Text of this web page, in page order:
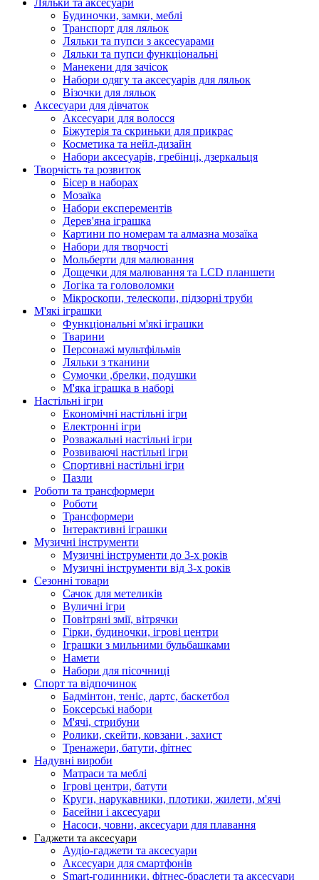
Ляльки та аксесуари
Будиночки, замки, меблі
Транспорт для ляльок
Ляльки та пупси з аксесуарами
Ляльки та пупси функціональні
Манекени для зачісок
Набори одягу та аксесуарів для ляльок
Візочки для ляльок
Аксесуари для дівчаток
Аксесуари для волосся
Біжутерія та скриньки для прикрас
Косметика та нейл-дизайн
Набори аксесуарів, гребінці, дзеркальця
Творчість та розвиток
Бісер в наборах
Мозаїка
Набори експерементів
Дерев'яна іграшка
Картини по номерам та алмазна мозаїка
Набори для творчості
Мольберти для малювання
Дощечки для малювання та LCD планшети
Логіка та головоломки
Мікроскопи, телескопи, підзорні труби
М'які іграшки
Функціональні м'які іграшки
Тварини
Персонажі мультфільмів
Ляльки з тканини
Сумочки ,брелки, подушки
М'яка іграшка в наборі
Настільні ігри
Економічні настільні ігри
Електронні ігри
Розважальні настільні ігри
Розвиваючі настільні ігри
Спортивні настільні ігри
Пазли
Роботи та трансформери
Роботи
Трансформери
Інтерактивні іграшки
Музичні інструменти
Музичні інструменти до 3-х років
Музичні інструменти від 3-х років
Сезонні товари
Сачок для метеликів
Вуличні ігри
Повітряні змії, вітрячки
Гірки, будиночки, ігрові центри
Іграшки з мильними бульбашками
Намети
Набори для пісочниці
Спорт та відпочинок
Бадмінтон, теніс, дартс, баскетбол
Боксерські набори
М'ячі, стрибуни
Ролики, скейти, ковзани , захист
Тренажери, батути, фітнес
Надувні вироби
Матраси та меблі
Ігрові центри, батути
Круги, нарукавники, плотики, жилети, м'ячі
Басейни і аксесуари
Насоси, човни, аксесуари для плавання
Гаджети та аксесуари
Аудіо-гаджети та аксесуари
Аксесуари для смартфонів
Smart-годинники, фітнес-браслети та аксесуари